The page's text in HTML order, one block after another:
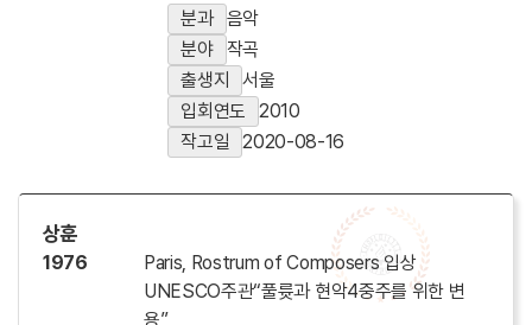
분과 음악
분야 작곡
출생지
서울
입회연도
2010
작고일
2020-08-16
상훈
1976
Paris, Rostrum of Composers 입상
UNESCO주관“풀륫과 현악4중주를 위한 변
용”